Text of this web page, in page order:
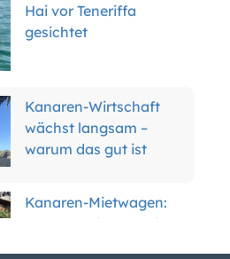
Hai vor Teneriffa
gesichtet
Kanaren-Wirtschaft
wächst langsam –
warum das gut ist
Kanaren-Mietwagen:
Der Boom ist vorbei –